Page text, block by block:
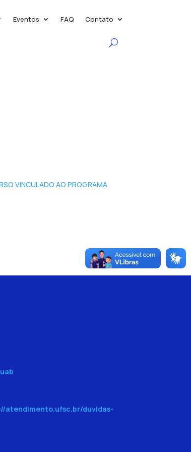
Eventos FAQ Contato
VINCULADO AO PROGRAMA
atendimento.ufsc.br/duvidas-